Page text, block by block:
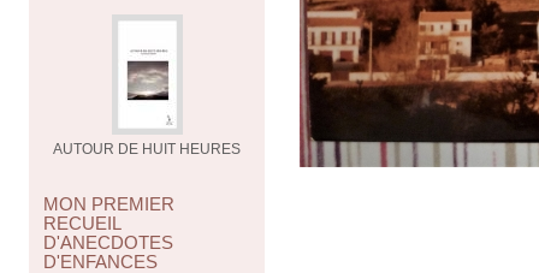
AUTOUR DE HUIT HEURES
MON PREMIER
RECUEIL
D'ANECDOTES
D'ENFANCES